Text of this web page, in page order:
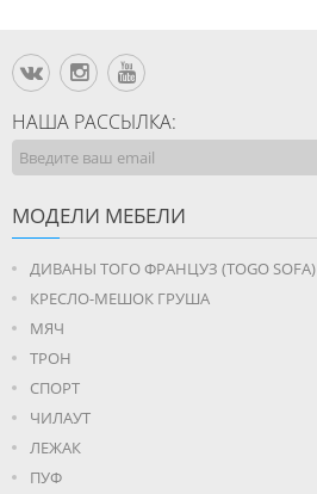
НАША РАССЫЛКА:
МОДЕЛИ МЕБЕЛИ
ДИВАНЫ ТОГО ФРАНЦУЗ (TOGO SOFA)
КРЕСЛО-МЕШОК ГРУША
МЯЧ
ТРОН
СПОРТ
ЧИЛАУТ
ЛЕЖАК
ПУФ